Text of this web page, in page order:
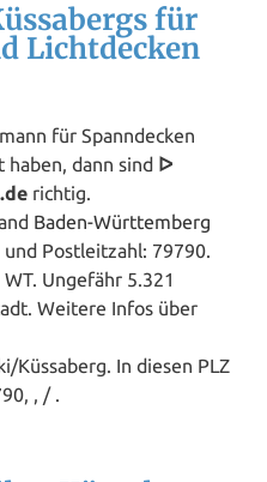
für
Lichtdecken
für Spanndecken
dann sind ᐅ
richtig.
Baden-Württemberg
Postleitzahl: 79790.
Ungefähr 5.321
Weitere Infos über
In diesen PLZ
, / .